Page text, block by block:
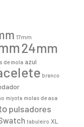
17mm
24mm
de mola azul
branco
miyota molas de asa
pulsadores
tabuleiro XL